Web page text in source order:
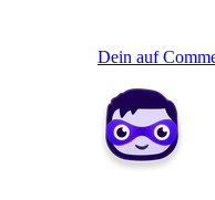
Dein auf